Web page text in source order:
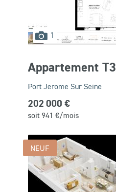
1 images
disponibles
Appartement T3
Port Jerome Sur Seine
202 000 €
soit 941 €/mois
NEUF